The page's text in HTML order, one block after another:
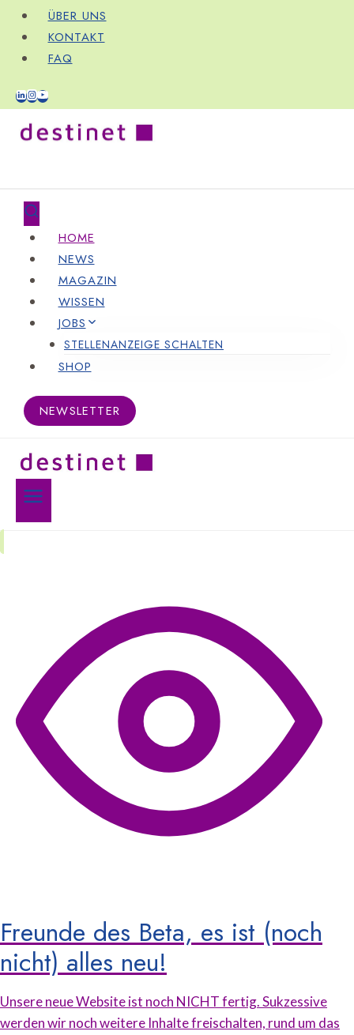
Zum
Inhalt
springen
ÜBER UNS
KONTAKT
FAQ
HOME
NEWS
MAGAZIN
WISSEN
JOBS
STELLENANZEIGE SCHALTEN
SHOP
NEWSLETTER
Freunde des Beta, es ist (noch
nicht) alles neu!
Unsere neue Website ist noch NICHT fertig. Sukzessive
werden wir noch weitere Inhalte freischalten, rund um das